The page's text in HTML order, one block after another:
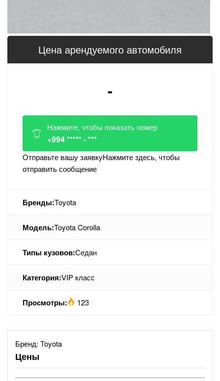
Цена арендуемого автомобиля
-
Нажмите, чтобы показать номер
+994 ***** - ***
Отправьте вашу заявкуНажмите здесь, чтобы
отправить сообщение
Бренды:Toyota
Модель:Toyota Corolla
Типы кузовов:Седан
Категория:VIP класс
Просмотры: 123
Бренд: Toyota
Цены